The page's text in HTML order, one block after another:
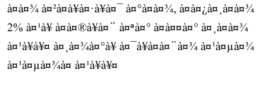
à¤à¤¾ à¤²à¤à¥à¤·à¥à¤¯ à¤°à¤à¤¾, à¤à¤¿à¤¸à¤à¤¾
2% à¤¹à¥ à¤à¤®à¥à¤¨ à¤ªà¤° à¤à¤¤à¤° à¤¸à¤à¤¾
à¤¹à¥à¥¤ à¤¸à¤¾à¤°à¥ à¤¯à¥à¤à¤¨à¤¾ à¤¹à¤µà¤¾
à¤¹à¤µà¤¾à¤ à¤¹à¥à¥¤